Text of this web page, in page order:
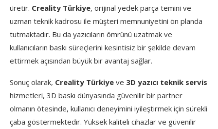
üretir. Creality Türkiye, orijinal yedek parça temini ve
uzman teknik kadrosu ile müşteri memnuniyetini ön planda
tutmaktadır. Bu da yazıcıların ömrünü uzatmak ve
kullanıcıların baskı süreçlerini kesintisiz bir şekilde devam
ettirmek açısından büyük bir avantaj sağlar.
Sonuç olarak, Creality Türkiye ve 3D yazıcı teknik servis
hizmetleri, 3D baskı dünyasında güvenilir bir partner
olmanın ötesinde, kullanıcı deneyimini iyileştirmek için sürekli
çaba göstermektedir. Yüksek kaliteli cihazlar ve güvenilir